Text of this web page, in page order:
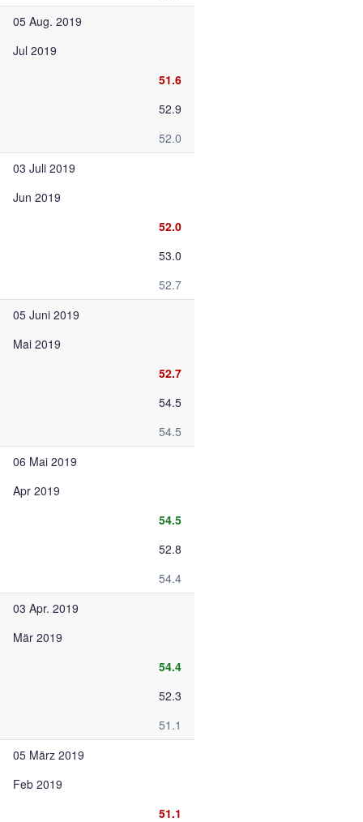
05 Aug. 2019
Jul 2019
51.6
52.9
52.0
03 Juli 2019
Jun 2019
52.0
53.0
52.7
05 Juni 2019
Mai 2019
52.7
54.5
54.5
06 Mai 2019
Apr 2019
54.5
52.8
54.4
03 Apr. 2019
Mär 2019
54.4
52.3
51.1
05 März 2019
Feb 2019
51.1